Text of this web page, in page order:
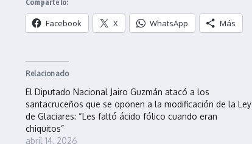
Compártelo:
Facebook X WhatsApp Más
Relacionado
El Diputado Nacional Jairo Guzmán atacó a los
santacruceños que se oponen a la modificación de la Ley
de Glaciares: “Les faltó ácido fólico cuando eran
chiquitos”
abril 14, 2026